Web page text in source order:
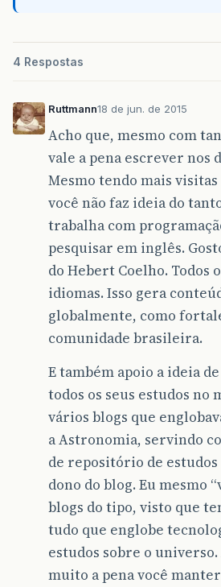
4 Respostas
Ruttmann18 de jun. de 2015
Acho que, mesmo com
vale a pena escrever nos
Mesmo tendo mais
você não faz ideia do
trabalha com
pesquisar em inglês.
do Hebert Coelho. Todos
idiomas. Isso gera
globalmente, como
comunidade brasileira.
E também apoio a ideia
todos os seus estudos no
vários blogs que
a Astronomia, servindo
de repositório de
dono do blog. Eu mesmo
blogs do tipo, visto que
tudo que englobe
estudos sobre o
muito a pena você